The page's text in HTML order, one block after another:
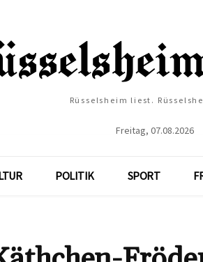
Rüsselsheim liest.
Freitag, 07.08.2026
POLITIK SPORT